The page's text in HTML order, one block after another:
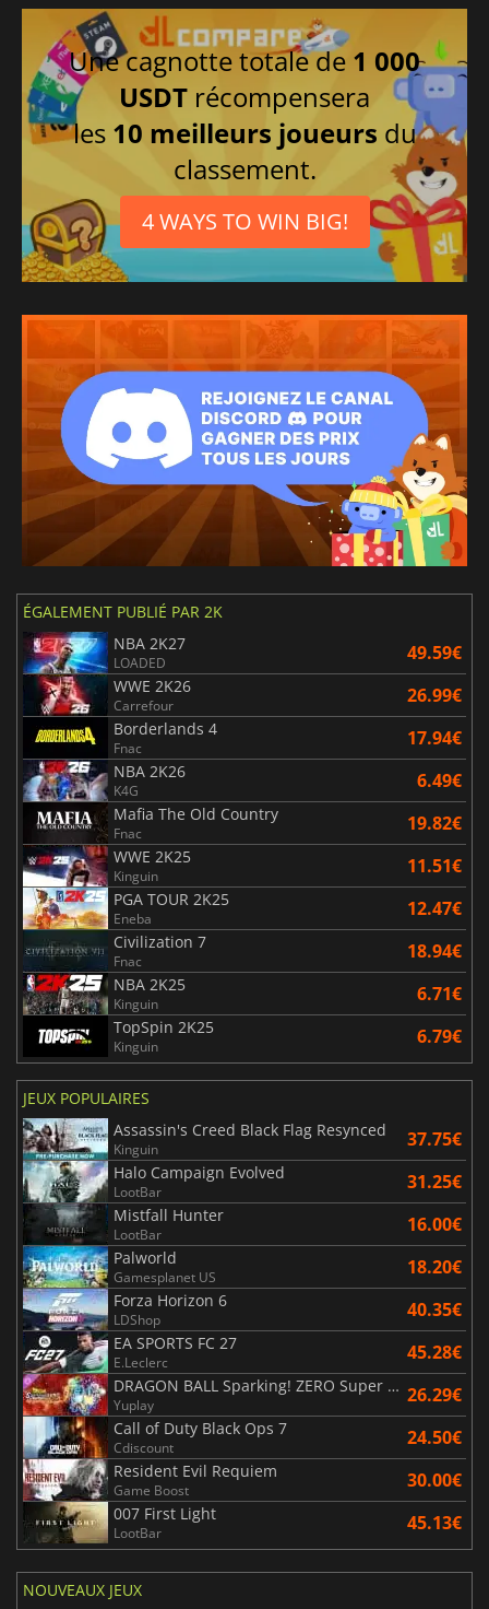
Une cagnotte totale de 1 000
USDT récompensera
les 10 meilleurs joueurs du
classement.
4 WAYS TO WIN BIG!
ÉGALEMENT PUBLIÉ PAR 2K
NBA 2K27
LOADED 49.59€
WWE 2K26
Carrefour 26.99€
Borderlands 4
Fnac 17.94€
NBA 2K26
K4G 6.49€
Mafia The Old Country
Fnac 19.82€
WWE 2K25
Kinguin 11.51€
PGA TOUR 2K25
Eneba 12.47€
Civilization 7
Fnac 18.94€
NBA 2K25
Kinguin 6.71€
TopSpin 2K25
Kinguin 6.79€
JEUX POPULAIRES
Assassin's Creed Black Flag Resynced
Kinguin 37.75€
Halo Campaign Evolved
LootBar 31.25€
Mistfall Hunter
LootBar 16.00€
Palworld
Gamesplanet US 18.20€
Forza Horizon 6
LDShop 40.35€
EA SPORTS FC 27
E.Leclerc 45.28€
DRAGON BALL Sparking! ZERO Super Limit Breaking NEO
Yuplay 26.29€
Call of Duty Black Ops 7
Cdiscount 24.50€
Resident Evil Requiem
Game Boost 30.00€
007 First Light
LootBar 45.13€
NOUVEAUX JEUX